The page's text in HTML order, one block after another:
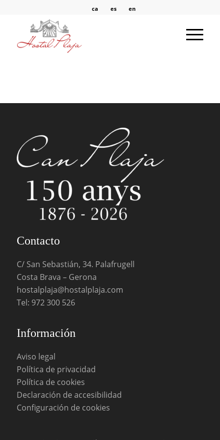
ca es en
Contacto
C/ San Sebastián, 34. Palafrugell
Costa Brava – Gerona
hostalplaja@hostalplaja.com
Tel: 972 300 526
Información
Aviso legal
Política de privacidad
Política de cookies
Declaración de accesibilidad
Configuración de cookies